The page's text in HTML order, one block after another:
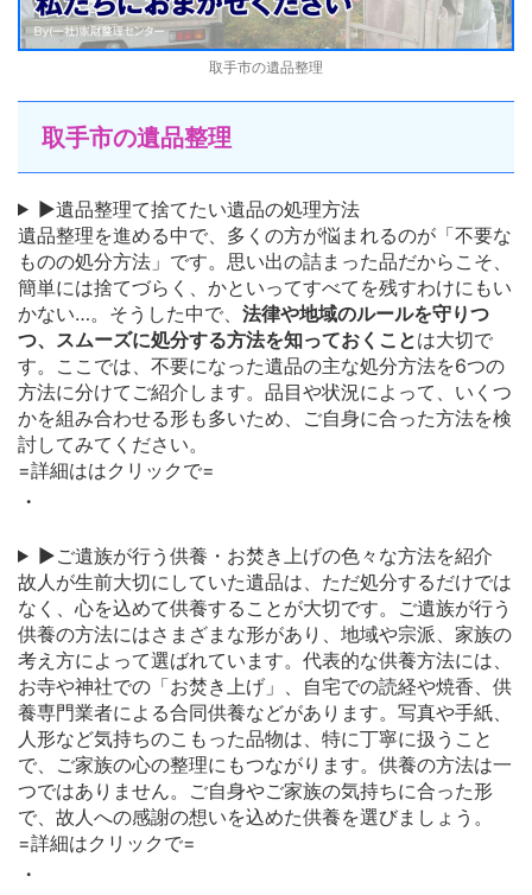
取手市の遺品整理
取手市の遺品整理
▶遺品整理て捨てたい遺品の処理方法
遺品整理を進める中で、多くの方が悩まれるのが「不要な
ものの処分方法」です。思い出の詰まった品だからこそ、
簡単には捨てづらく、かといってすべてを残すわけにもい
かない…。そうした中で、 法律や地域のルールを守りつ
つ、スムーズに処分する方法を知っておくことは大切で
す。ここでは、不要になった遺品の主な処分方法を6つの
方法に分けてご紹介します。品目や状況によって、いくつ
かを組み合わせる形も多いため、ご自身に合った方法を検
討してみてください。
=詳細ははクリックで=
・
▶ご遺族が行う供養・お焚き上げの色々な方法を紹介
故人が生前大切にしていた遺品は、ただ処分するだけでは
なく、心を込めて供養することが大切です。ご遺族が行う
供養の方法にはさまざまな形があり、地域や宗派、家族の
考え方によって選ばれています。代表的な供養方法には、
お寺や神社での「お焚き上げ」、自宅での読経や焼香、供
養専門業者による合同供養などがあります。写真や手紙、
人形など気持ちのこもった品物は、特に丁寧に扱うこと
で、ご家族の心の整理にもつながります。供養の方法は一
つではありません。ご自身やご家族の気持ちに合った形
で、故人への感謝の想いを込めた供養を選びましょう。
=詳細はクリックで=
・